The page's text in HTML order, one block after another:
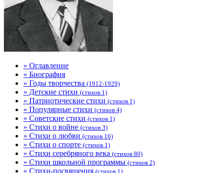
» Оглавление
» Биография
» Годы творчества (1912-1929)
» Детские стихи (стихов 1)
» Патриотические стихи (стихов 1)
» Популярные стихи (стихов 4)
» Советские стихи (стихов 1)
» Стихи о войне (стихов 3)
» Стихи о любви (стихов 16)
» Стихи о спорте (стихов 1)
» Стихи серебряного века (стихов 80)
» Стихи школьной программы (стихов 2)
» Стихи-посвящения (стихов 1)